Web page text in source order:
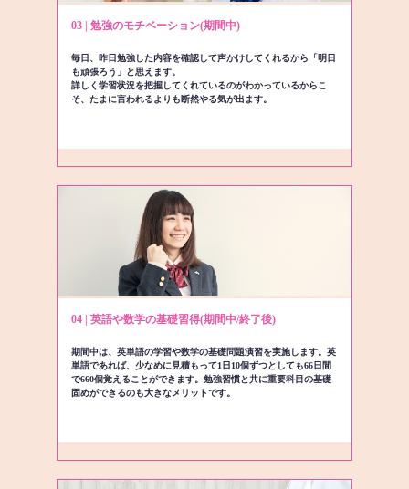
03 | 勉強のモチベーション(期間中)
毎日、昨日勉強した内容を確認して声かけしてくれるから「明日
も頑張ろう」と思えます。
詳しく学習状況を把握してくれているのがわかっているからこ
そ、たまに言われるよりも断然やる気が出ます。
04 | 英語や数学の基礎習得(期間中/終了後)
期間中は、英単語の学習や数学の基礎問題演習を実施します。英
単語であれば、少なめに見積もって1日10個ずつとしても66日間
で660個覚えることができます。勉強習慣と共に重要科目の基礎
固めができるのも大きなメリットです。